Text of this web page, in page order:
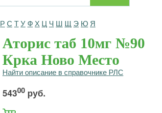
Р С Т У Ф Х Ц Ч Ш Щ Э Ю Я
Аторис таб 10мг №90
Крка Ново Место
Найти описание в справочнике РЛС
54300 руб.